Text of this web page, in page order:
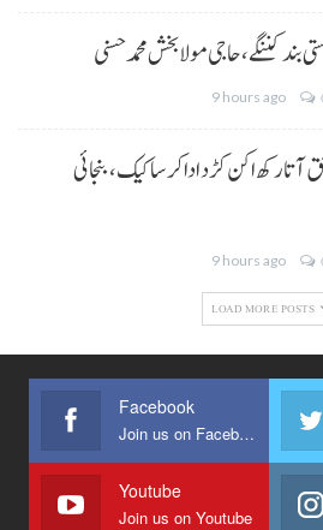
بند کننگے، حاجی مولا بخش محمد حسنی
9 hours ago
آتا رکھ اکن کڑد ادا کرسا کیک ،بنجائی
9 hours ago
LOAD MORE POSTS
Facebook
Join us on Facebook
Youtube
Join us on Youtube